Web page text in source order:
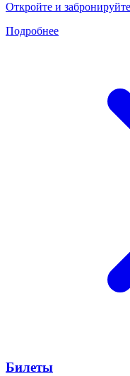
Откройте и
Подробнее
Билеты